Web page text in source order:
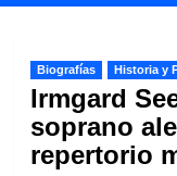
Biografías Historia y
Irmgard
soprano
repertorio